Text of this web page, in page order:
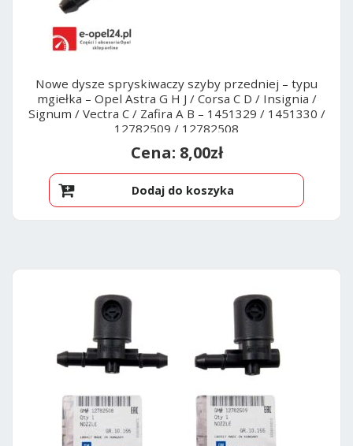
Nowe dysze spryskiwaczy szyby przedniej – typu
mgiełka – Opel Astra G H J / Corsa C D / Insignia /
Signum / Vectra C / Zafira A B – 1451329 / 1451330 /
12782509 / 12782508
8,00zł
Dodaj do koszyka